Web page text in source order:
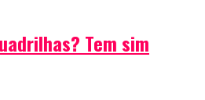
Tem sim